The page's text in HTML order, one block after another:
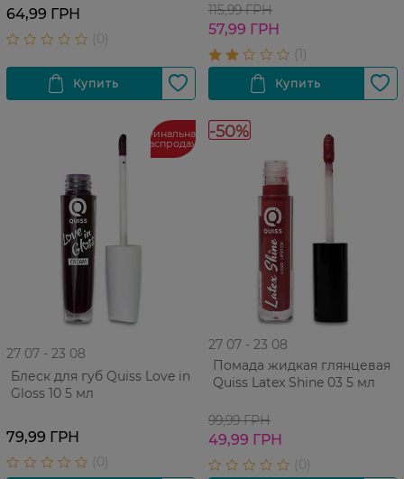
64,99 ГРН 115,99 ГРН
57,99 ГРН
Финальная
распродажа
27 07 - 23 08
Блеск для губ Quiss Love in
Gloss 10 5 мл
79,99 ГРН
-50%
27 07 - 23 08
Помада жидкая глянцевая
Quiss Latex Shine 03 5 мл
99,99 ГРН
49,99 ГРН